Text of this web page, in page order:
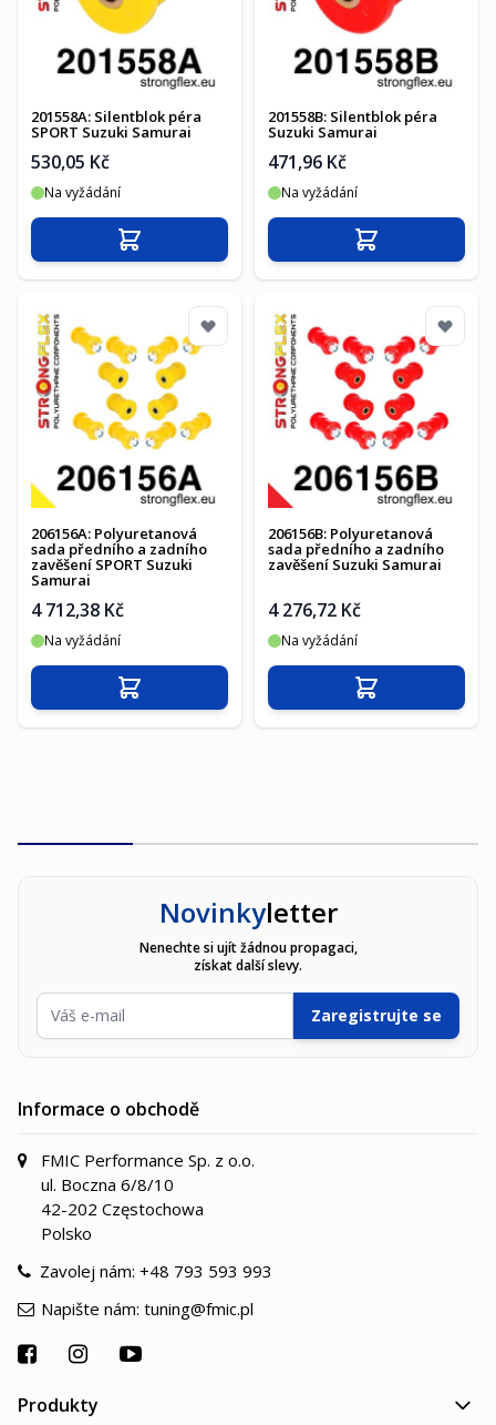
201558A: Silentblok péra
SPORT Suzuki Samurai
530,05 Kč
Na vyžádání
Přidat do košíku
201558B: Silentblok péra
Suzuki Samurai
471,96 Kč
Na vyžádání
Přidat do košíku
206156A: Polyuretanová
sada předního a zadního
zavěšení SPORT Suzuki
Samurai
4 712,38 Kč
Na vyžádání
Přidat do košíku
206156B: Polyuretanová
sada předního a zadního
zavěšení Suzuki Samurai
4 276,72 Kč
Na vyžádání
Přidat do košíku
Novinkyletter
Nenechte si ujít žádnou propagaci,
získat další slevy.
E-mailová adresa
Zaregistrujte se
Informace o obchodě
FMIC Performance Sp. z o.o.
ul. Boczna 6/8/10
42-202 Częstochowa
Polsko
Zavolej nám: +48 793 593 993
Napište nám: tuning@fmic.pl
Produkty